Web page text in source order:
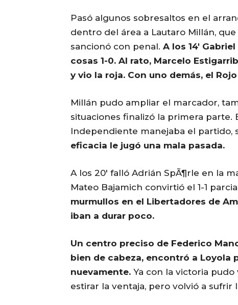
Pasó algunos sobresaltos en el
dentro del área a Lautaro Millán,
sancionó con penal. A los 14′
cosas 1-0. Al rato, Marcelo
y vio la roja. Con uno demás, el
Millán pudo ampliar el marcador,
situaciones finalizó la primera
Independiente manejaba el partido,
eficacia le jugó una mala pasada.
A los 20′ falló Adrián SpÃ¶rle en la
Mateo Bajamich convirtió el 1-1
murmullos en el Libertadores de
iban a durar poco.
Un centro preciso de Federico
bien de cabeza, encontró a Loyola
nuevamente. Ya con la victoria
estirar la ventaja, pero volvió a sufrir